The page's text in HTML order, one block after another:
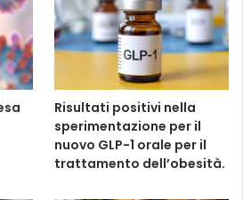
Risultati positivi nella
sperimentazione per il
nuovo GLP-1 orale per il
trattamento dell’obesità.